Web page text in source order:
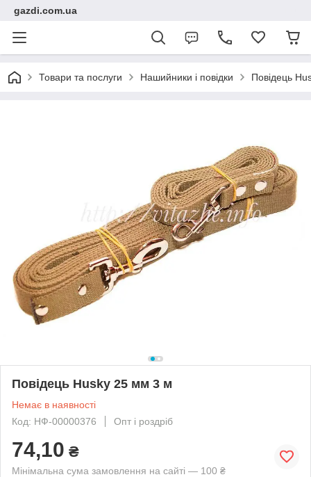
gazdi.com.ua
Товари та послуги Нашийники і повідки Повідець
Повідець Husky 25 мм 3 м
Немає в наявності
Код: НФ-00000376
Опт і роздріб
74,10 ₴
Мінімальна сума замовлення на сайті — 100 ₴